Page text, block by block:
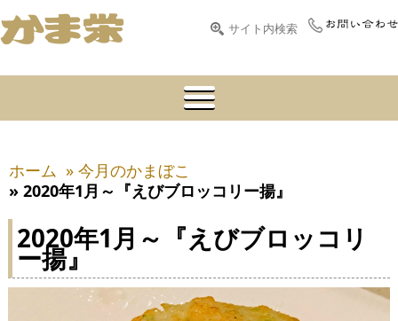
ホーム » 今月のかまぼこ
» 2020年1月～『えびブロッコリー揚』
2020年1月～『えびブロッコリ
ー揚』